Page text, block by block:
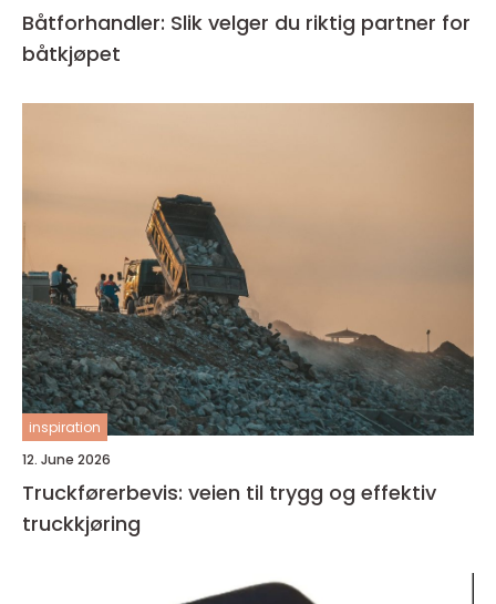
Båtforhandler: Slik velger du riktig partner for
båtkjøpet
inspiration
12. June 2026
Truckførerbevis: veien til trygg og effektiv
truckkjøring